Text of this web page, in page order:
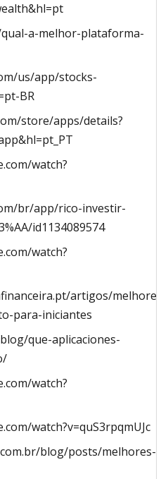
a-melhor-plataforma-
us/app/stocks-
BR
store/apps/details?
watch?
br/app/rico-investir-
id1134089574
watch?
artigos/melhores-
para-iniciantes
que-aplicaciones-
watch?
watch?v=quS3rpqmUJc
blog/posts/melhores-